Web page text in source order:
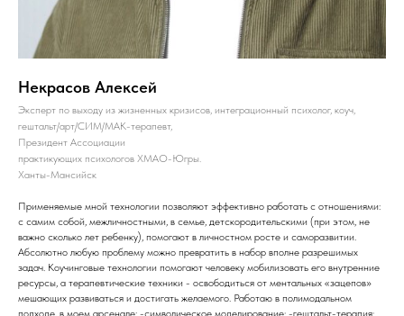
Некрасов Алексей
Эксперт по выходу из жизненных кризисов, интеграционный психолог, коуч,
гештальт/арт/СИМ/МАК-терапевт,
Президент Ассоциации
практикующих психологов ХМАО-Югры.
Ханты-Мансийск
Применяемые мной технологии позволяют эффективно работать с отношениями:
с самим собой, межличностными, в семье, детскородительскими (при этом, не
важно сколько лет ребенку), помогают в личностном росте и саморазвитии.
Абсолютно любую проблему можно превратить в набор вполне разрешимых
задач. Коучинговые технологии помогают человеку мобилизовать его внутренние
ресурсы, а терапевтические техники - освободиться от ментальных «зацепов»
мешающих развиваться и достигать желаемого. Работаю в полимодальном
подходе, в моем арсенале: -символическое моделирование; -гештальт-терапия;